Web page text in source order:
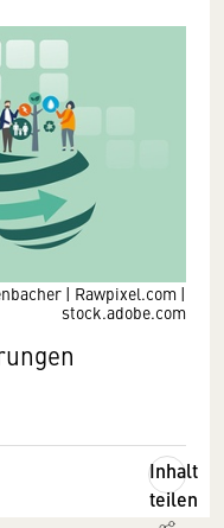
| Rawpixel.com |
stock.adobe.com
Inhalt
teilen